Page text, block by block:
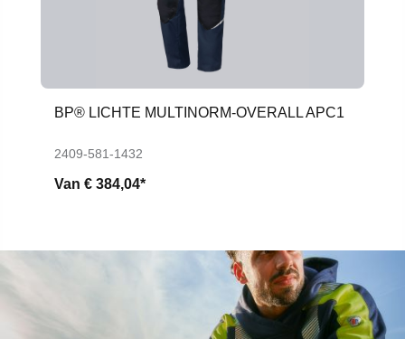
BP® LICHTE MULTINORM-OVERALL APC1
2409-581-1432
Van € 384,04*